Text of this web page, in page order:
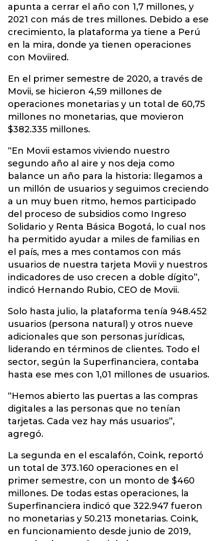
apunta a cerrar el año con 1,7 millones, y
2021 con más de tres millones. Debido a ese
crecimiento, la plataforma ya tiene a Perú
en la mira, donde ya tienen operaciones
con Moviired.
En el primer semestre de 2020, a través de
Movii, se hicieron 4,59 millones de
operaciones monetarias y un total de 60,75
millones no monetarias, que movieron
$382.335 millones.
“En Movii estamos viviendo nuestro
segundo año al aire y nos deja como
balance un año para la historia: llegamos a
un millón de usuarios y seguimos creciendo
a un muy buen ritmo, hemos participado
del proceso de subsidios como Ingreso
Solidario y Renta Básica Bogotá, lo cual nos
ha permitido ayudar a miles de familias en
el país, mes a mes contamos con más
usuarios de nuestra tarjeta Movii y nuestros
indicadores de uso crecen a doble dígito”,
indicó Hernando Rubio, CEO de Movii.
Solo hasta julio, la plataforma tenía 948.452
usuarios (persona natural) y otros nueve
adicionales que son personas jurídicas,
liderando en términos de clientes. Todo el
sector, según la Superfinanciera, contaba
hasta ese mes con 1,01 millones de usuarios.
“Hemos abierto las puertas a las compras
digitales a las personas que no tenían
tarjetas. Cada vez hay más usuarios”,
agregó.
La segunda en el escalafón, Coink, reportó
un total de 373.160 operaciones en el
primer semestre, con un monto de $460
millones. De todas estas operaciones, la
Superfinanciera indicó que 322.947 fueron
no monetarias y 50.213 monetarias. Coink,
en funcionamiento desde junio de 2019,